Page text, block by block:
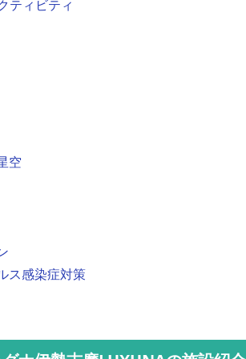
ティビティ
空
ス感染症対策